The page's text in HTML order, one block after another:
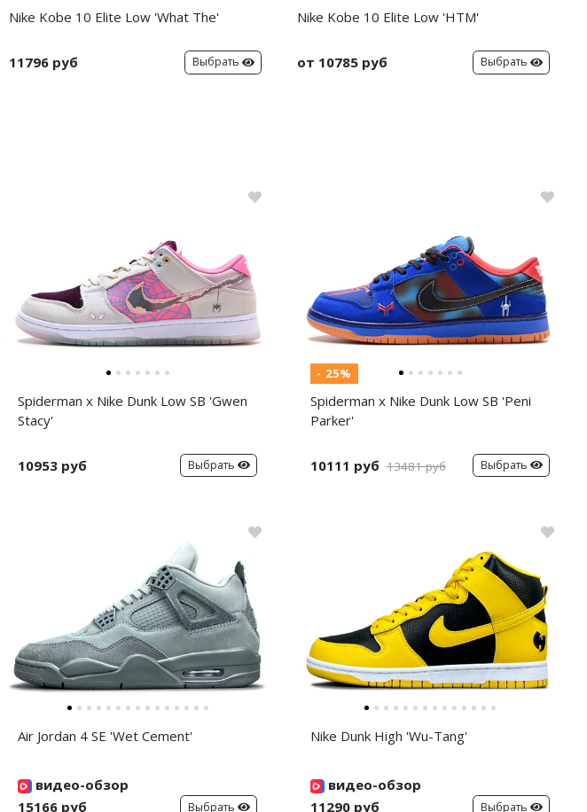
Nike Kobe 10 Elite Low 'What The'
11796 руб Выбрать
Nike Kobe 10 Elite Low 'HTM'
от 10785 руб Выбрать
Spiderman x Nike Dunk Low SB 'Gwen
Stacy'
10953 руб Выбрать
- 25%
Spiderman x Nike Dunk Low SB 'Peni
Parker'
10111 руб 13481 руб Выбрать
Air Jordan 4 SE 'Wet Cement'
видео-обзор
15166 руб
Выбрать
Nike Dunk High 'Wu-Tang'
видео-обзор
11290 руб
Выбрать